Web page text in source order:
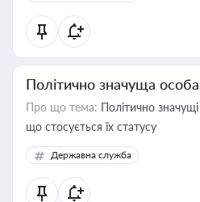
Політично значуща
Про що тема: Політично
що стосується їх статусу
Державна служба